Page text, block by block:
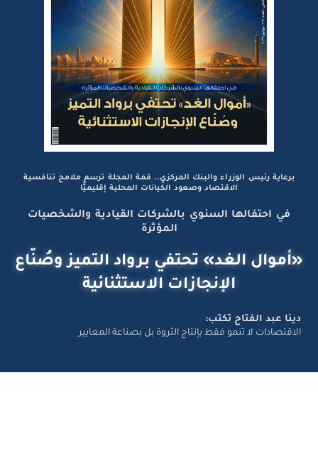
برعاية رئيس الوزراء والبنك المركزي.. قمة المجلة ترسم ملامح تنافسية
الاقتصاد وصعود الكيانات المحلية إقليميًّا
في احتفالها السنوي بالشركات القيادية والشخصيات
المؤثرة
«أموال الغد» تحتفي برواد التميز وصُنّاع
الإنجازات الاستثنائية
دينا عبد الفتاح تكتب:
الاقتصادات لا تنمو فقط بإنتاج الثروة بل بصناعة المعايير